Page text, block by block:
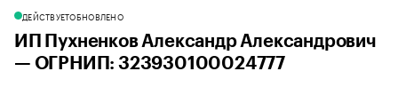
ДЕЙСТВУЕТОБНОВЛЕНО
ИП Пухненков Александр Александрович
— ОГРНИП: 323930100024777